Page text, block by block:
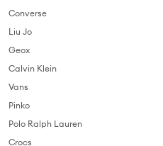
Converse
Liu Jo
Geox
Calvin Klein
Vans
Pinko
Polo Ralph Lauren
Crocs